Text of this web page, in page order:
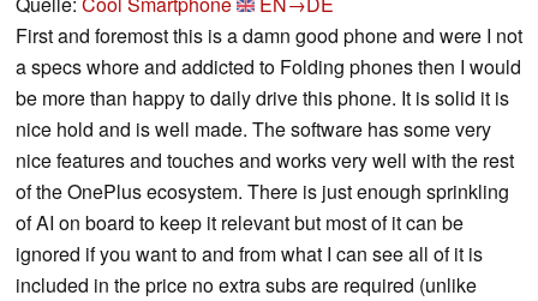
First and foremost this is a damn good phone and were I not
a specs whore and addicted to Folding phones then I would
be more than happy to daily drive this phone. It is solid it is
nice hold and is well made. The software has some very
nice features and touches and works very well with the rest
of the OnePlus ecosystem. There is just enough sprinkling
of AI on board to keep it relevant but most of it can be
ignored if you want to and from what I can see all of it is
included in the price no extra subs are required (unlike